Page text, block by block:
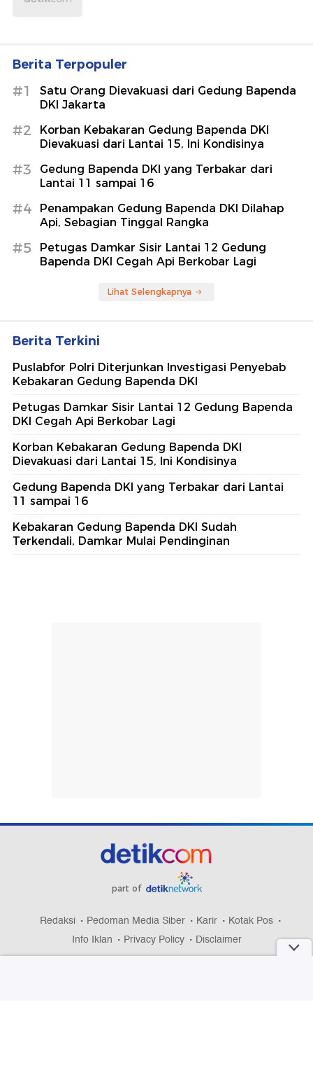
Berita Terpopuler
#1
Satu Orang Dievakuasi dari Gedung Bapenda
DKI Jakarta
#2
Korban Kebakaran Gedung Bapenda DKI
Dievakuasi dari Lantai 15, Ini Kondisinya
#3
Gedung Bapenda DKI yang Terbakar dari
Lantai 11 sampai 16
#4
Penampakan Gedung Bapenda DKI Dilahap
Api, Sebagian Tinggal Rangka
#5
Petugas Damkar Sisir Lantai 12 Gedung
Bapenda DKI Cegah Api Berkobar Lagi
Lihat Selengkapnya
Berita Terkini
Puslabfor Polri Diterjunkan Investigasi Penyebab
Kebakaran Gedung Bapenda DKI
Petugas Damkar Sisir Lantai 12 Gedung Bapenda
DKI Cegah Api Berkobar Lagi
Korban Kebakaran Gedung Bapenda DKI
Dievakuasi dari Lantai 15, Ini Kondisinya
Gedung Bapenda DKI yang Terbakar dari Lantai
11 sampai 16
Kebakaran Gedung Bapenda DKI Sudah
Terkendali, Damkar Mulai Pendinginan
part of
Redaksi Pedoman Media Siber Karir
Kotak Pos
Info Iklan
Privacy Policy Disclaimer